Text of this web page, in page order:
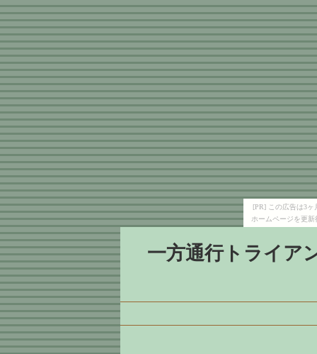
[PR] この広告は3
ホームページを更
一方通行トライア